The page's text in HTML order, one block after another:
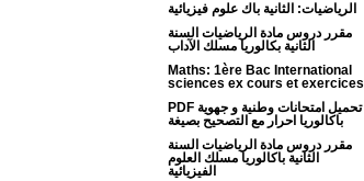
الرياضيات: الثانية باك علوم فيزيائية
مقرر دروس مادة الرياضيات السنة
الثانية بكالوريا مسلك الآداب
Maths: 1ère Bac International
sciences ex cours et exercices
PDF تحميل امتحانات وطنية و جهوية
باكالوريا احرار مع التصحيح بصيغة
مقرر دروس مادة الرياضيات السنة
الثانية باكالوريا مسلك العلوم
الفيزيائية